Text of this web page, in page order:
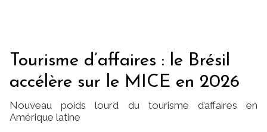
Tourisme d’affaires : le Brésil
accélère sur le MICE en 2026
Nouveau poids lourd du tourisme d’affaires en
Amérique latine